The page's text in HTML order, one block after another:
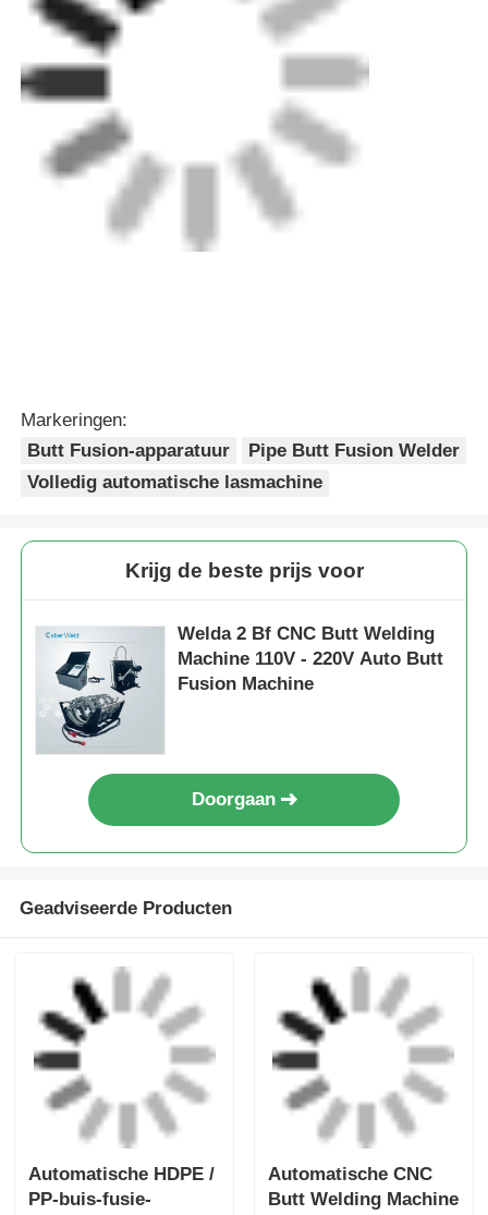
Volledig automatische lasmachine
Krijg de beste prijs voor
Welda 2 Bf CNC Butt Welding
Machine 110V - 220V Auto Butt
Fusion Machine
Geadviseerde Producten
Automatische HDPE /
PP-buis-fusie-
apparatuur met hoge
prestaties 110V - 220V
Aanvraag sturen
prestaties voor het
lassen van HDPE /
PP-buizen
Aanvraag sturen
10.0KVA
Automatische
Stomplasmachine
Aanvraag sturen
Automatische CNC
Butt Lasmachine 5.0
KVA Hdpe / PP Pipe
Lasmachine
Aanvraag sturen